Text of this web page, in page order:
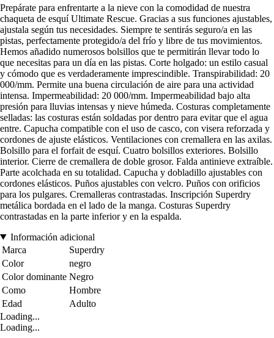
Prepárate para enfrentarte a la nieve con la comodidad de nuestra
chaqueta de esquí Ultimate Rescue. Gracias a sus funciones ajustables,
ajustala según tus necesidades. Siempre te sentirás seguro/a en las
pistas, perfectamente protegido/a del frío y libre de tus movimientos.
Hemos añadido numerosos bolsillos que te permitirán llevar todo lo
que necesitas para un día en las pistas. Corte holgado: un estilo casual
y cómodo que es verdaderamente imprescindible. Transpirabilidad: 20
000/mm. Permite una buena circulación de aire para una actividad
intensa. Impermeabilidad: 20 000/mm. Impermeabilidad bajo alta
presión para lluvias intensas y nieve húmeda. Costuras completamente
selladas: las costuras están soldadas por dentro para evitar que el agua
entre. Capucha compatible con el uso de casco, con visera reforzada y
cordones de ajuste elásticos. Ventilaciones con cremallera en las axilas.
Bolsillo para el forfait de esquí. Cuatro bolsillos exteriores. Bolsillo
interior. Cierre de cremallera de doble grosor. Falda antinieve extraíble.
Parte acolchada en su totalidad. Capucha y dobladillo ajustables con
cordones elásticos. Puños ajustables con velcro. Puños con orificios
para los pulgares. Cremalleras contrastadas. Inscripción Superdry
metálica bordada en el lado de la manga. Costuras Superdry
contrastadas en la parte inferior y en la espalda.
Información adicional
Marca
Superdry
Color
negro
Color dominante Negro
Como
Hombre
Edad
Adulto
Loading...
Loading...